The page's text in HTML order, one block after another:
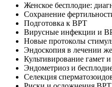
Женское бесплодие:
Сохранение
Подготовка к ВРТ
Вирусные инфекции и
Новые протоколы
Эндоскопия в лечении
Культивирование гамет
Эндометриоз и
Селекция